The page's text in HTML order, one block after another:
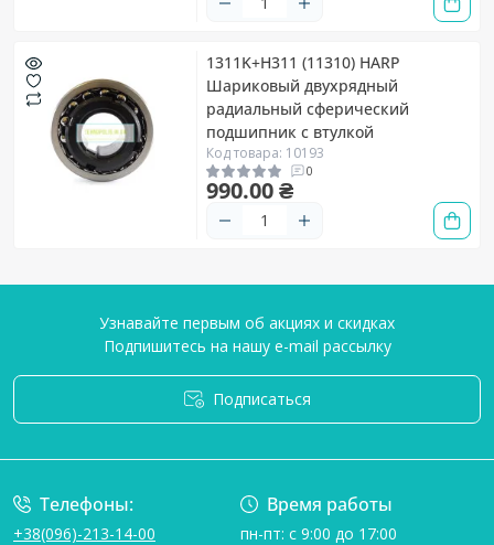
1311K+H311 (11310) HARP
Шариковый двухрядный
радиальный сферический
подшипник с втулкой
Код товара: 10193
0
990.00 ₴
Узнавайте первым об акциях и скидках
Подпишитесь на нашу e-mail рассылку
Подписаться
Телефоны:
+38(096)-213-14-00
Время работы
пн-пт: с 9:00 до 17:00